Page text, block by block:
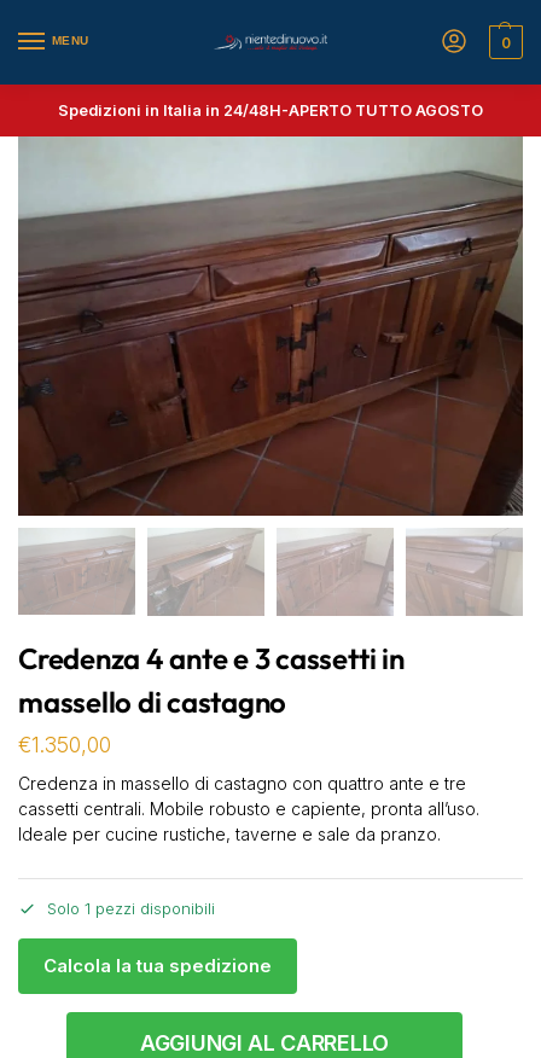
MENU 0
Spedizioni in Italia in 24/48H-APERTO TUTTO AGOSTO
Credenza 4 ante e 3 cassetti in
massello di castagno
€1.350,00
Credenza in massello di castagno con quattro ante e tre
cassetti centrali. Mobile robusto e capiente, pronta all’uso.
Ideale per cucine rustiche, taverne e sale da pranzo.
Solo 1 pezzi disponibili
Calcola la tua spedizione
AGGIUNGI AL CARRELLO